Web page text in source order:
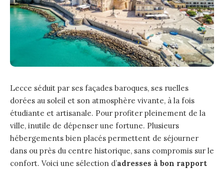
Lecce séduit par ses façades baroques, ses ruelles
dorées au soleil et son atmosphère vivante, à la fois
étudiante et artisanale. Pour profiter pleinement de la
ville, inutile de dépenser une fortune. Plusieurs
hébergements bien placés permettent de séjourner
dans ou près du centre historique, sans compromis sur le
confort. Voici une sélection d’adresses à bon rapport